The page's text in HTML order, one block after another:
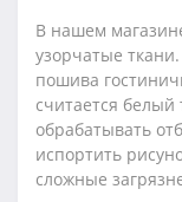
В нашем
узорчатые
пошива
считается
обрабатывать
испортить
сложные